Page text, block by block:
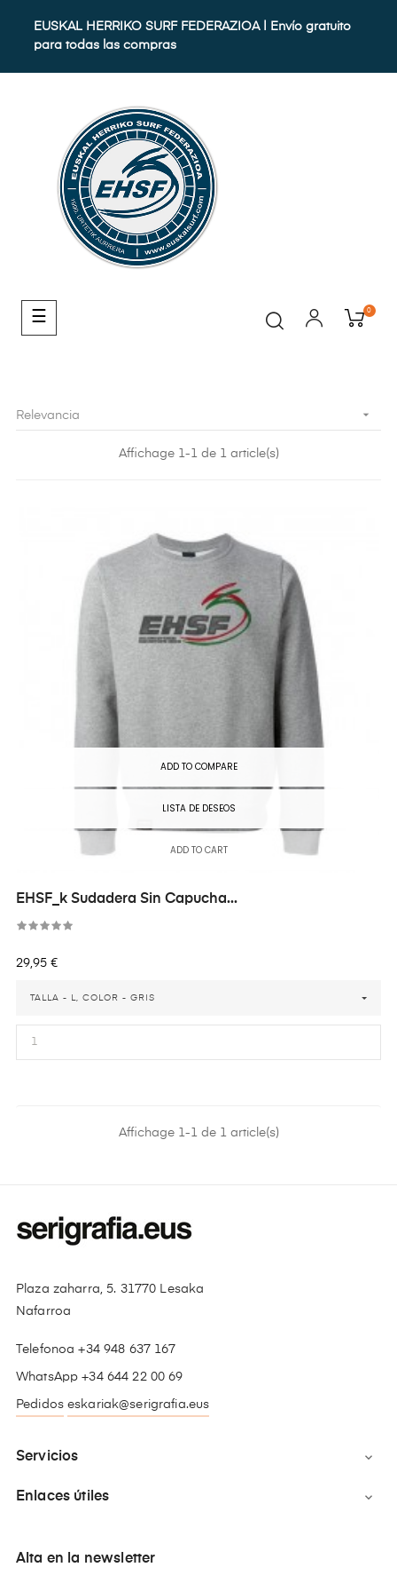
EUSKAL HERRIKO SURF FEDERAZIOA | Envío gratuito
para todas las compras
Navegación
de
☰ 0
Relevancia 
Affichage 1-1 de 1 article(s)
ADD TO COMPARE
LISTA DE DESEOS
ADD TO CART
EHSF_k Sudadera Sin Capucha...
Precio
29,95 €
TALLA - L, COLOR - GRIS
Affichage 1-1 de 1 article(s)
Plaza zaharra, 5. 31770 Lesaka
Nafarroa
Telefonoa +34 948 637 167
WhatsApp +34 644 22 00 69
Pedidos eskariak@serigrafia.eus
Servicios 
Enlaces útiles 
Alta en la newsletter